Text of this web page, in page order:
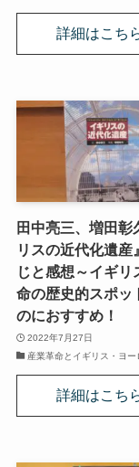
スターリン
現代ロシア
ボスニア紛争
紛争
マルクス・エ
マルクスは
おすすめマ
マルクス・
田中亮三、増田彰
リスの近代化遺産
じと感想～イギリ
命の歴史的スポッ
のにおすすめ！
2022年7月27日
産業革命とイギリス・ヨー